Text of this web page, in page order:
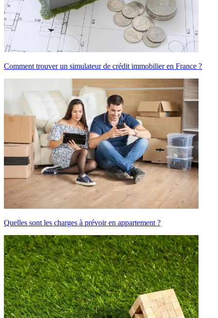
Comment trouver un simulateur de crédit immobilier en France ?
Quelles sont les charges à prévoir en appartement ?